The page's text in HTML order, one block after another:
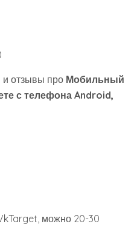
отзывы про Мобильный
с телефона Android,
можно 20-30